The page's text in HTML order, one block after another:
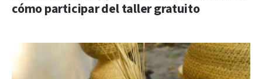
cómo participar del taller gratuito